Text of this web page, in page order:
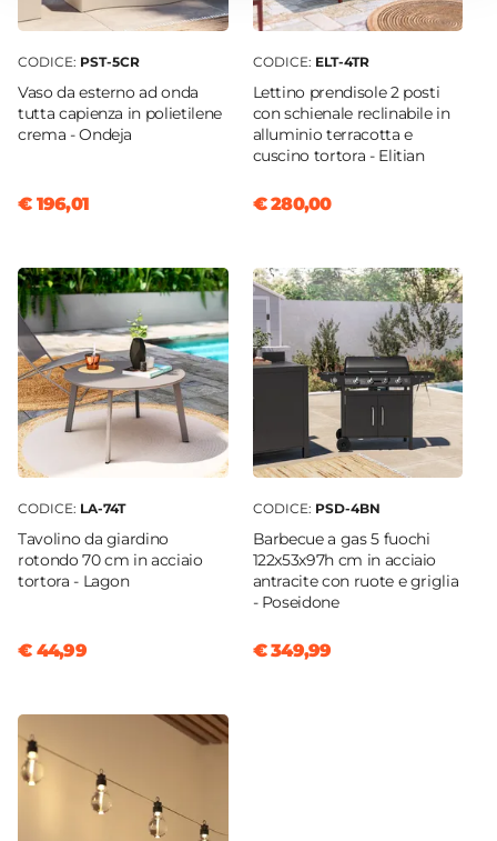
lavabili
Tipologia
Poltrona
Numero Elementi
76 cm
75 cm
Altezza
77 cm
Braccioli
Si
Materiale Struttura
Alluminio
Verniciatura a polvere
Colore Struttura
Antracite
Tessuto Olefin
Inclusi
Caratteristiche Poltrona
Cuscini idrorepellenti
CODICE: PST-5CR
Vaso da esterno ad onda
tutta capienza in polietilene
crema - Ondeja
€ 196,01
CODICE: ELT-4TR
Lettino prendisole 2 posti
con schienale reclinabile in
alluminio terracotta e
cuscino tortora - Elitian
€ 280,00
CODICE: LA-74T
Tavolino da giardino
rotondo 70 cm in acciaio
tortora - Lagon
€ 44,99
CODICE: PSD-4BN
Barbecue a gas 5 fuochi
122x53x97h cm in acciaio
antracite con ruote e griglia
- Poseidone
€ 349,99